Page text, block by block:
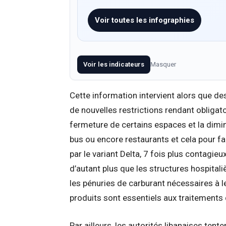
Voir toutes les infographies
Voir les indicateurs Masquer
Cette information intervient alors que
de nouvelles restrictions rendant
fermeture de certains espaces et la
bus ou encore restaurants et cela pour
par le variant Delta, 7 fois plus
d’autant plus que les structures
les pénuries de carburant nécessaires à
produits sont essentiels aux traitements